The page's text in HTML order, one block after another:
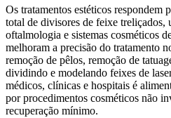
Os tratamentos estéticos respondem
total de divisores de feixe treliçados,
oftalmologia e sistemas cosméticos
melhoram a precisão do tratamento
remoção de pêlos, remoção de
dividindo e modelando feixes de
médicos, clínicas e hospitais é
por procedimentos cosméticos não
recuperação mínimo.